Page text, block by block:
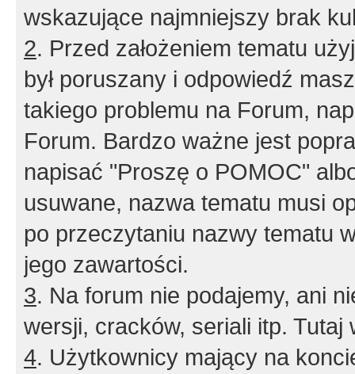
wskazujące najmniejszy brak
2. Przed założeniem tematu
był poruszany i odpowiedź
takiego problemu na Forum,
Forum. Bardzo ważne jest
napisać "Proszę o POMOC"
usuwane, nazwa tematu musi
po przeczytaniu nazwy tematu
jego zawartości.
3. Na forum nie podajemy, ani
wersji, cracków, seriali itp. Tutaj
4. Użytkownicy mający na